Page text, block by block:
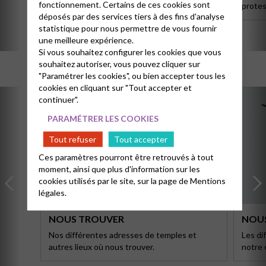
Protestante Unie de France, dont nous
faisons partie.
NOUS TROUVER
Nos différentes adresses de temples et
autres lieux où nous trouver.
Les
notre
fonctionnement. Certains de ces cookies sont
déposés par des services tiers à des fins d'analyse
statistique pour nous permettre de vous fournir
une meilleure expérience.
Si vous souhaitez configurer les cookies que vous
souhaitez autoriser, vous pouvez cliquer sur
"Paramétrer les cookies", ou bien accepter tous les
cookies en cliquant sur "Tout accepter et
continuer".
PARAMÉTRER LES COOKIES
Tout refuser
Tout accepter
Ces paramètres pourront être retrouvés à tout
moment, ainsi que plus d'information sur les
cookies utilisés par le site, sur la page deMentions
légales.